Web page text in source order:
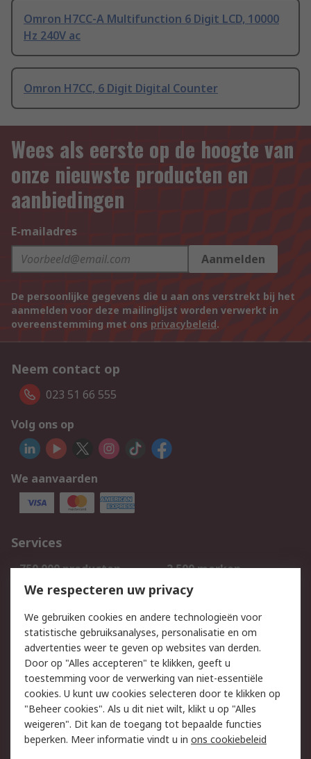
Omron H7CC-A Multifunction 6 Digit LCD, 10000
Hz 240V ac
Omron H7CC, 6 Digit Digital Counter
Wees als eerste op de hoogte van
onze nieuwste producten en
aanbiedingen
E-mailadres
Aanmelden
De persoonlijke gegevens die u aan ons verstrekt bij het
aanmelden voor deze mailinglijst worden verwerkt in
overeenstemming met ons privacybeleid.
Neem contact op
023 51 66 555
Volg ons op
We aanvaarden
Services
750.000 producten
2.500 merken
Bestellen
Inkoopoplossingen
Track & Trace
Wettelijk
Cookiebeleid
Email veiligheid
Privacybeleid
Websitevoorwaarden
Algemene
verkoopvoorwaarden
We respecteren uw privacy
We gebruiken cookies en andere technologieën voor
statistische gebruiksanalyses, personalisatie en om
advertenties weer te geven op websites van derden.
Door op "Alles accepteren" te klikken, geeft u
toestemming voor de verwerking van niet-essentiële
cookies. U kunt uw cookies selecteren door te klikken op
"Beheer cookies". Als u dit niet wilt, klikt u op "Alles
weigeren". Dit kan de toegang tot bepaalde functies
beperken. Meer informatie vindt u in ons cookiebeleid